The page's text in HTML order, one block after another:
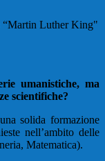
“Martin Luther King"
umanistiche, ma
scientifiche?
solida formazione
nell’ambito delle
Matematica).